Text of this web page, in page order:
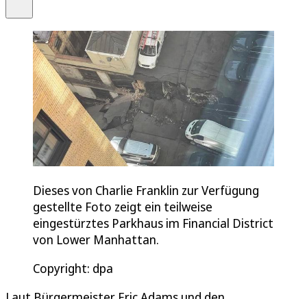
Dieses von Charlie Franklin zur Verfügung
gestellte Foto zeigt ein teilweise
eingestürztes Parkhaus im Financial District
von Lower Manhattan.
Copyright: dpa